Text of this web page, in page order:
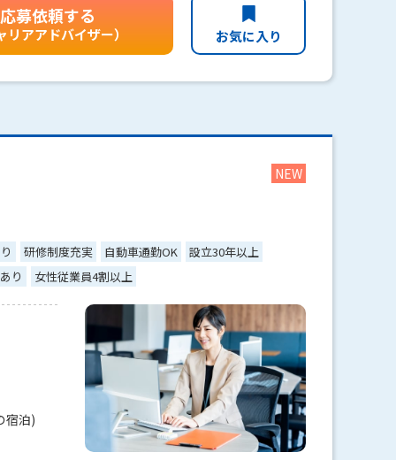
応募依頼する
リアアドバイザー） お気に入り
研修制度充実 自動車通勤OK
設立30年以上
り
女性従業員4割以上
宿泊)